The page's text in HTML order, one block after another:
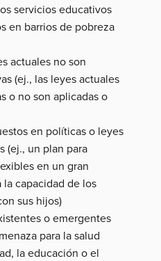
servicios educativos
en barrios de pobreza
actuales no son
(ej., las leyes actuales
o no son aplicadas o
en políticas o leyes
(ej., un plan para
en un gran
capacidad de los
sus hijos)
o emergentes
para la salud
la educación o el